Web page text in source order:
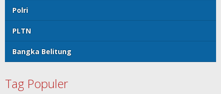
Polri
PLTN
Bangka Belitung
Tag Populer